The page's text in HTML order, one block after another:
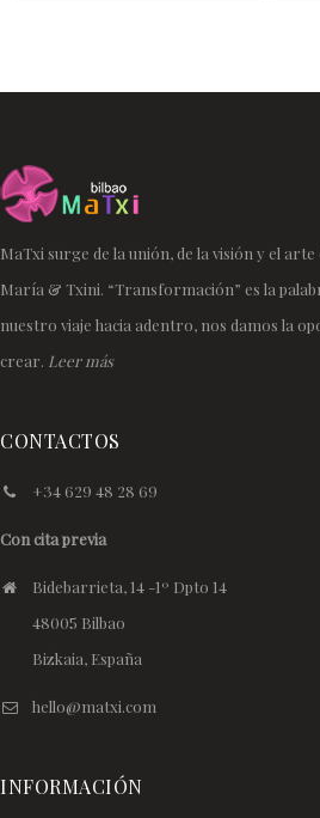
MaTxi surge de la unión, de la visión y el
María & Txini. “Transformación” es la
nuestro viaje hacia adentro, nos damos la
crear. Leer más
CONTACTOS
+34 629 48 28 69
Con cita previa
Bidebarrieta, 14 -1º Dpto 14
48005 Bilbao
Bizkaia, España
hello@matxi.com
INFORMACIÓN